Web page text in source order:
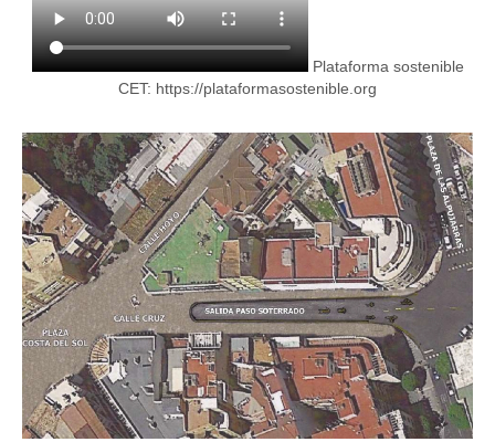
Plataforma sostenible
CET: https://plataformasostenible.org